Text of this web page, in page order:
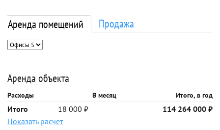
Аренда помещений Продажа
Аренда объекта
Расходы В месяц Итого, в год
Итого 18 000 ₽
114 264 000 ₽
Показать расчет